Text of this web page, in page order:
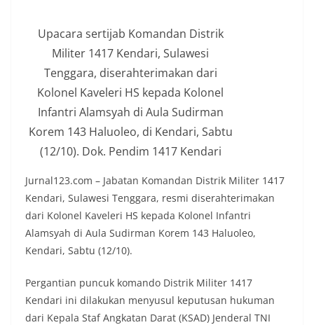
Upacara sertijab Komandan Distrik
Militer 1417 Kendari, Sulawesi
Tenggara, diserahterimakan dari
Kolonel Kaveleri HS kepada Kolonel
Infantri Alamsyah di Aula Sudirman
Korem 143 Haluoleo, di Kendari, Sabtu
(12/10). Dok. Pendim 1417 Kendari
Jurnal123.com – Jabatan Komandan Distrik Militer 1417
Kendari, Sulawesi Tenggara, resmi diserahterimakan
dari Kolonel Kaveleri HS kepada Kolonel Infantri
Alamsyah di Aula Sudirman Korem 143 Haluoleo,
Kendari, Sabtu (12/10).
Pergantian puncuk komando Distrik Militer 1417
Kendari ini dilakukan menyusul keputusan hukuman
dari Kepala Staf Angkatan Darat (KSAD) Jenderal TNI